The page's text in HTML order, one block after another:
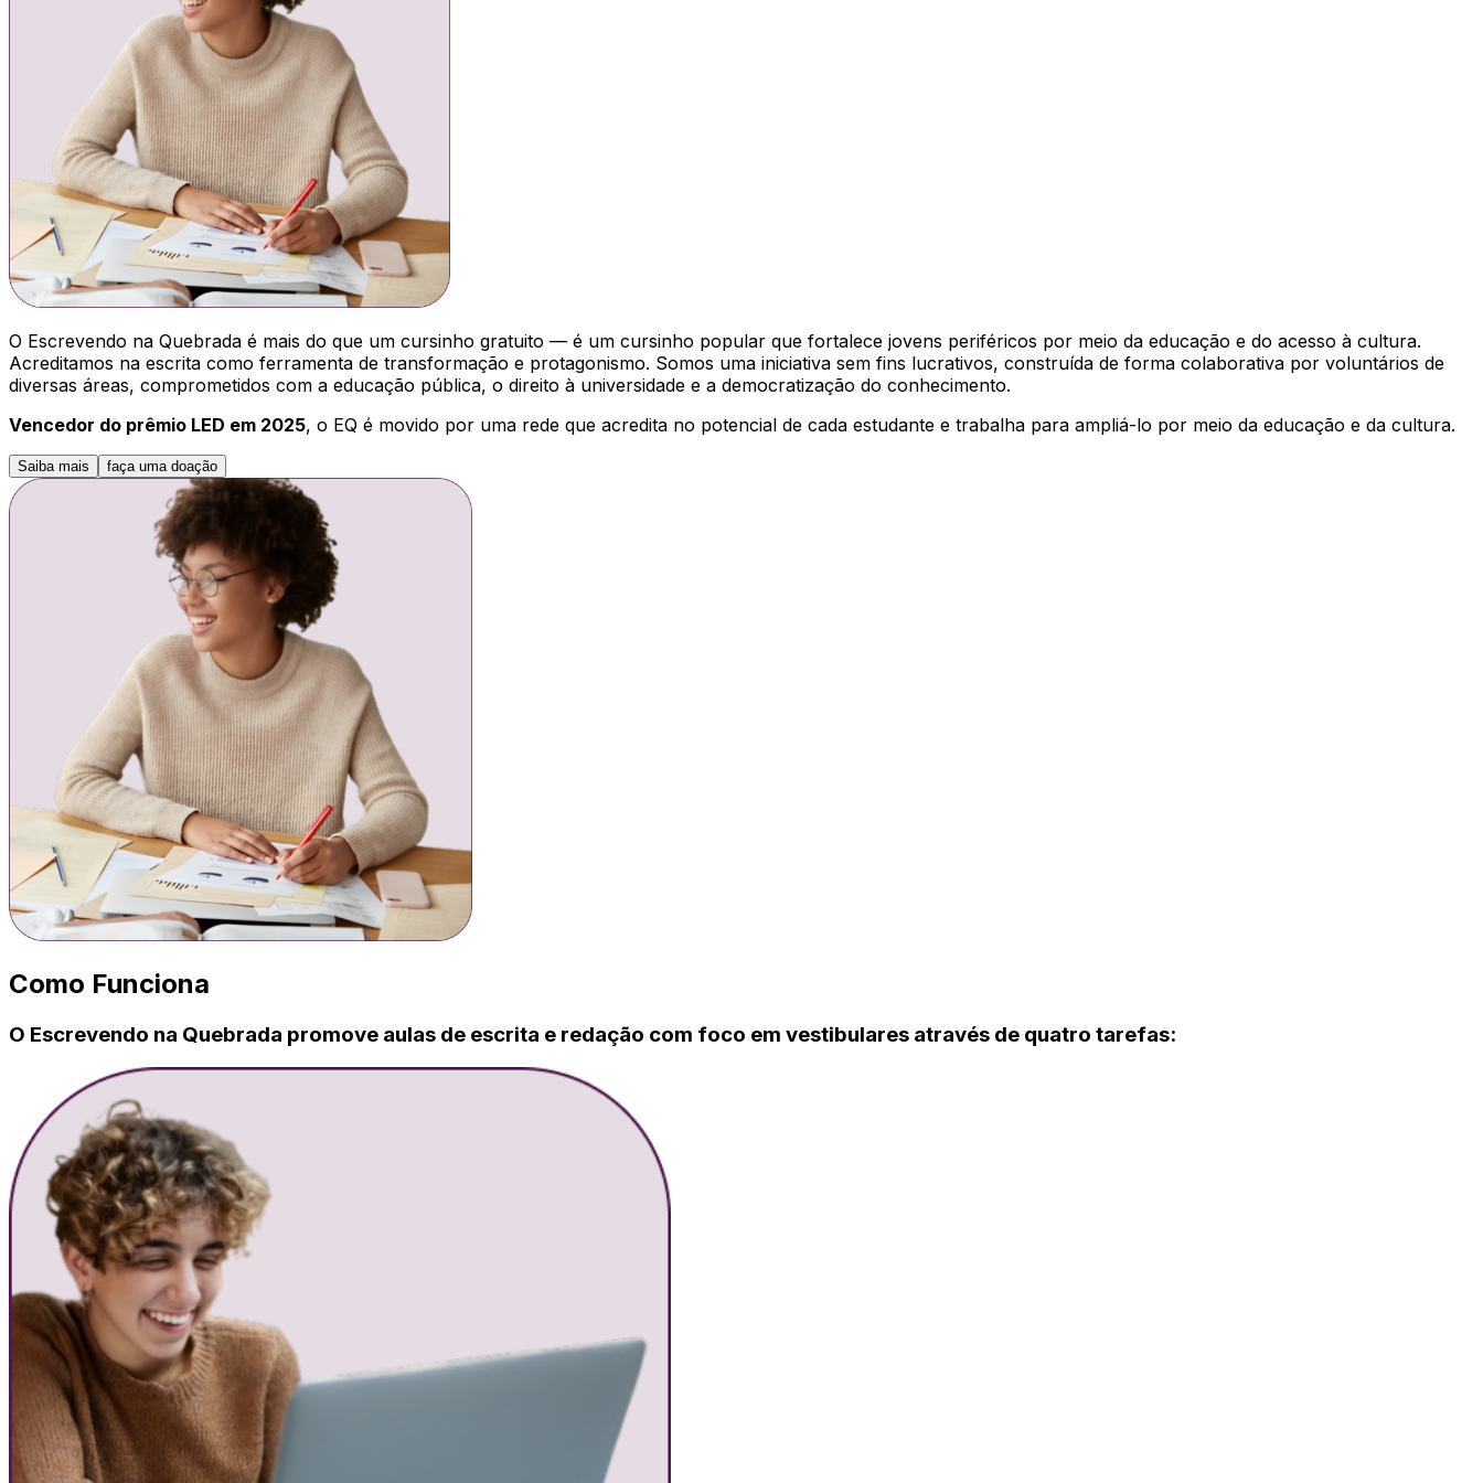
O Escrevendo na Quebrada é mais do que um cursinho gratuito — é um cursinho popular que fortalece jovens periféricos por meio da educação e do acesso à cultura.
Acreditamos na escrita como ferramenta de transformação e protagonismo. Somos uma iniciativa sem fins lucrativos, construída de forma colaborativa por voluntários de
diversas áreas, comprometidos com a educação pública, o direito à universidade e a democratização do conhecimento.
Vencedor do prêmio LED em 2025, o EQ é movido por uma rede que acredita no potencial de cada estudante e trabalha para ampliá-lo por meio da educação e da cultura.
Saiba mais faça uma doação
Como Funciona
O Escrevendo na Quebrada promove aulas de escrita e redação com foco em vestibulares através de quatro tarefas: